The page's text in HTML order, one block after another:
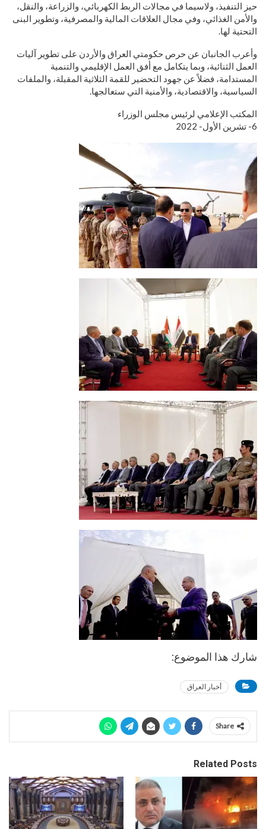
حيز التنفيذ، ولاسيما في مجالات الربط الكهربائي، والزراعة، والنقل،
والأمن الغذائي، وفي مجال العلاقات المالية والمصرفية، وتطوير البنى
التحتية لها.
وأعرب الجانبان عن حرص حكومتي العراق والأردن على تطوير آليات
العمل الثنائية، وبما يتكامل مع أفق العمل الإقليمي والتنمية
المستدامة، فضلاً عن جهود التحضير للقمة الثلاثية المقبلة، والملفات
السياسية، والاقتصادية، والأمنية التي ستعالجها.
المكتب الإعلامي لرئيس مجلس الوزراء
6- تشرين الأول- 2022
شارك هذا الموضوع:
أخبار العراق
Share
Related Posts